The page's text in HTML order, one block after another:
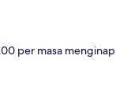
per masa menginap